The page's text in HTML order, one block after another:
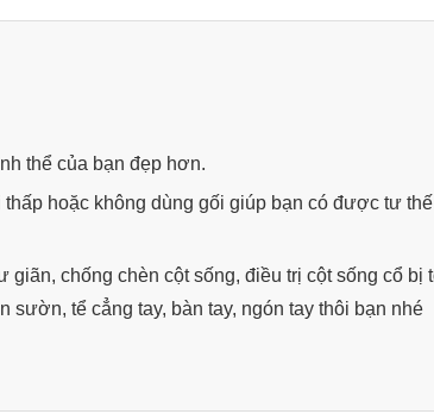
thể của bạn đẹp hơn.
hoặc không dùng gối giúp bạn có được tư
chống chèn cột sống, điều trị cột sống cổ bị
sườn, tể cẳng tay, bàn tay, ngón tay thôi bạn nhé